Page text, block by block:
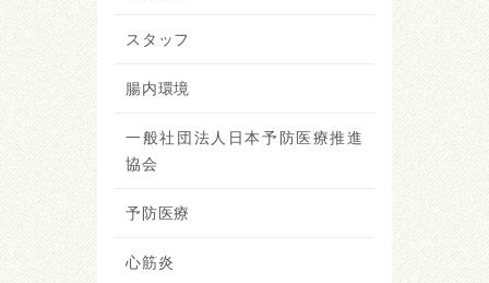
スタッフ
腸内環境
一般社団法人日本予防医療推進
協会
予防医療
心筋炎